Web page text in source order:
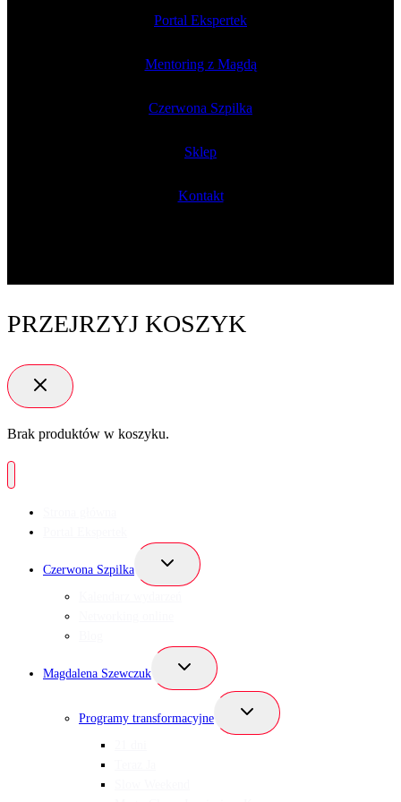
Portal Ekspertek
Mentoring z Magdą
Czerwona Szpilka
Sklep
Kontakt
PRZEJRZYJ KOSZYK
Brak produktów w koszyku.
Czerwona Szpilka
Przełącz
podrzędne
Magdalena Szewczuk
Przełącz
podrzędne
Programy transformacyjne
Przełącz
podrzędne